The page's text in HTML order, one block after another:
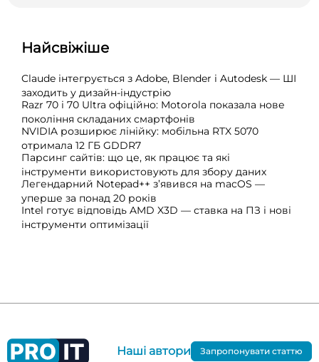
Найсвіжіше
Claude інтегрується з Adobe, Blender і Autodesk — ШІ
заходить у дизайн-індустрію
Razr 70 і 70 Ultra офіційно: Motorola показала нове
покоління складаних смартфонів
NVIDIA розширює лінійку: мобільна RTX 5070
отримала 12 ГБ GDDR7
Парсинг сайтів: що це, як працює та які
інструменти використовують для збору даних
Легендарний Notepad++ з’явився на macOS —
уперше за понад 20 років
Intel готує відповідь AMD X3D — ставка на ПЗ і нові
інструменти оптимізації
Наші автори Запропонувати статтю